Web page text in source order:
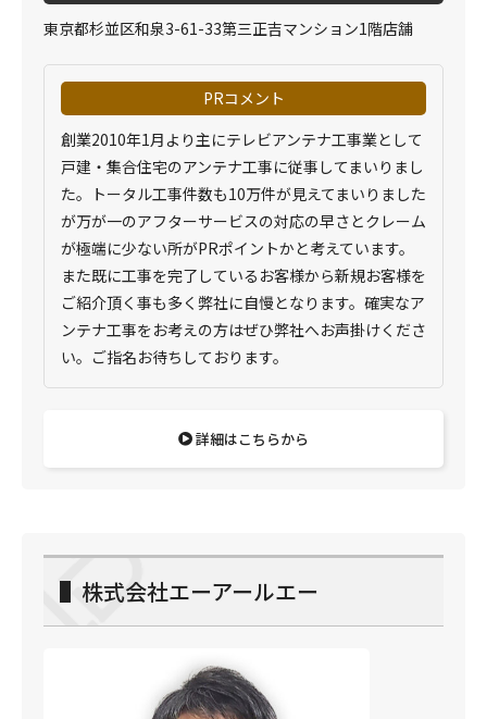
東京都杉並区和泉3-61-33第三正吉マンション1階店舗
PRコメント
創業2010年1月より主にテレビアンテナ工事業として
戸建・集合住宅のアンテナ工事に従事してまいりまし
た。トータル工事件数も10万件が見えてまいりました
が万が一のアフターサービスの対応の早さとクレーム
が極端に少ない所がPRポイントかと考えています。
また既に工事を完了しているお客様から新規お客様を
ご紹介頂く事も多く弊社に自慢となります。確実なア
ンテナ工事をお考えの方はぜひ弊社へお声掛けくださ
い。ご指名お待ちしております。
詳細はこちらから
▌株式会社エーアールエー